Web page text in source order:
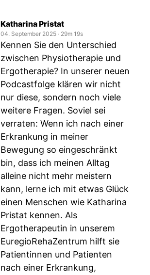
Katharina Pristat
04. September 2025 ‧ 29m 19s
Kennen Sie den Unterschied
zwischen Physiotherapie und
Ergotherapie? In unserer neuen
Podcastfolge klären wir nicht
nur diese, sondern noch viele
weitere Fragen. Soviel sei
verraten: Wenn ich nach einer
Erkrankung in meiner
Bewegung so eingeschränkt
bin, dass ich meinen Alltag
alleine nicht mehr meistern
kann, lerne ich mit etwas Glück
einen Menschen wie Katharina
Pristat kennen. Als
Ergotherapeutin in unserem
EuregioRehaZentrum hilft sie
Patientinnen und Patienten
nach einer Erkrankung,